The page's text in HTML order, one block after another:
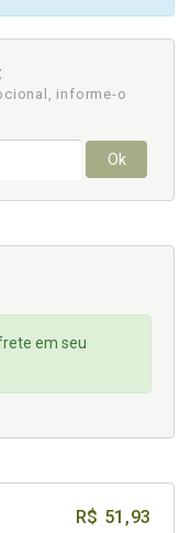
informe-o
Ok
em seu
R$ 51,93